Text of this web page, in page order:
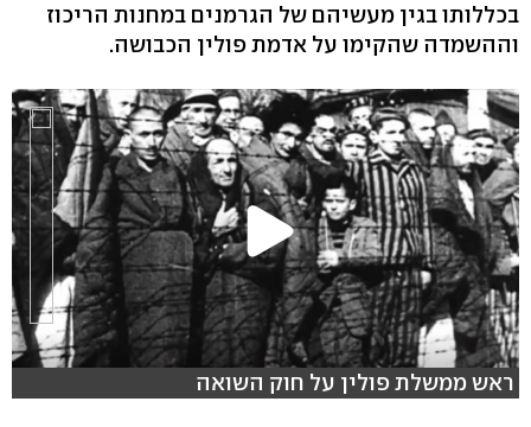
בכללותו בגין מעשיהם של הגרמנים במחנות הריכוז
וההשמדה שהקימו על אדמת פולין הכבושה.
ראש ממשלת פולין על חוק השואה